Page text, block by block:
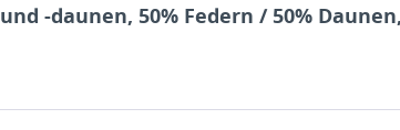
-daunen, 50% Federn / 50%